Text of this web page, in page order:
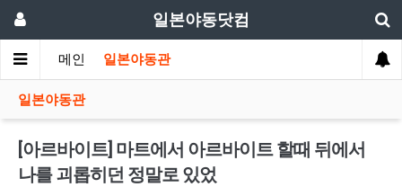
일본야동닷컴
메인 일본야동관
일본야동관
[아르바이트] 마트에서 아르바이트 할때 뒤에서
나를 괴롭히던 정말로 있었